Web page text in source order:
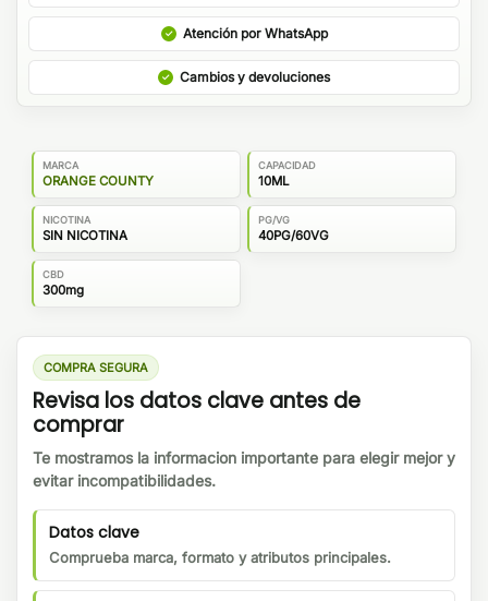
Atención por WhatsApp
Cambios y devoluciones
MARCA
ORANGE COUNTY
CAPACIDAD
10ML
NICOTINA
SIN NICOTINA
PG/VG
40PG/60VG
CBD
300mg
COMPRA SEGURA
Revisa los datos clave antes de
comprar
Te mostramos la informacion importante para elegir mejor y
evitar incompatibilidades.
Datos clave
Comprueba marca, formato y atributos principales.